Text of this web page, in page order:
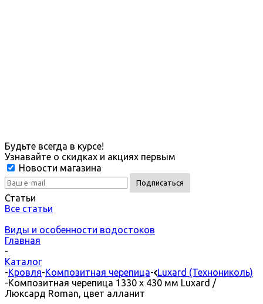
Будьте всегда в курсе!
Узнавайте о скидках и акциях первым
Новости магазина
Статьи
Все статьи
Виды и особенности водостоков
Главная
-
Каталог
-Кровля-Композитная черепица- Luxard (Технониколь)
-Композитная черепица 1330 x 430 мм Luxard /
Люксард Roman, цвет алланит